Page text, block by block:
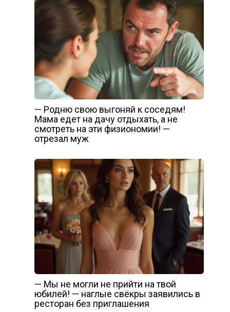
— Родню свою выгоняй к соседям!
Мама едет на дачу отдыхать, а не
смотреть на эти физиономии! —
отрезал муж
— Мы не могли не прийти на твой
юбилей! — наглые свёкры заявились в
ресторан без приглашения